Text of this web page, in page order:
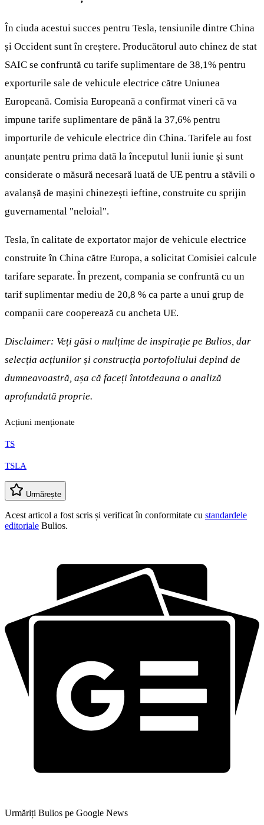
În ciuda acestui succes pentru Tesla, tensiunile dintre China
și Occident sunt în creștere. Producătorul auto chinez de stat
SAIC se confruntă cu tarife suplimentare de 38,1% pentru
exporturile sale de vehicule electrice către Uniunea
Europeană. Comisia Europeană a confirmat vineri că va
impune tarife suplimentare de până la 37,6% pentru
importurile de vehicule electrice din China. Tarifele au fost
anunțate pentru prima dată la începutul lunii iunie și sunt
considerate o măsură necesară luată de UE pentru a stăvili o
avalanșă de mașini chinezești ieftine, construite cu sprijin
guvernamental "neloial".
Tesla, în calitate de exportator major de vehicule electrice
construite în China către Europa, a solicitat Comisiei calcule
tarifare separate. În prezent, compania se confruntă cu un
tarif suplimentar mediu de 20,8 % ca parte a unui grup de
companii care cooperează cu ancheta UE.
Disclaimer: Veți găsi o mulțime de inspirație pe Bulios, dar
selecția acțiunilor și construcția portofoliului depind de
dumneavoastră, așa că faceți întotdeauna o analiză
aprofundată proprie.
Acțiuni menționate
TS
TSLA
Urmărește
Acest articol a fost scris și verificat în conformitate cu standardele
editoriale Bulios.
Urmăriți Bulios pe Google News